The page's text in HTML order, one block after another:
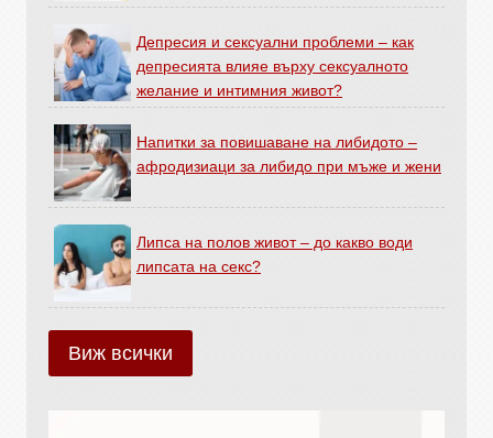
Депресия и сексуални проблеми – как
депресията влияе върху сексуалното
желание и интимния живот?
Напитки за повишаване на либидото –
афродизиаци за либидо при мъже и жени
Липса на полов живот – до какво води
липсата на секс?
Виж всички